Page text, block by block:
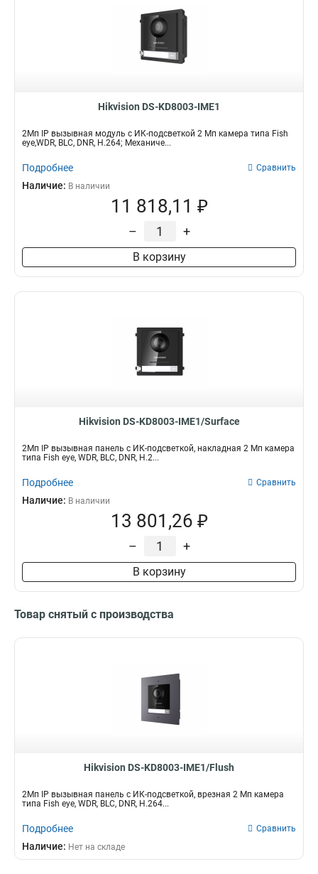
Hikvision DS-KD8003-IME1
2Мп IP вызывная модуль c ИК-подсветкой 2 Мп камера типа Fish
eye,WDR, BLC, DNR, H.264; Механиче...
Подробнее Сравнить
Наличие: В наличии
11 818,11 ₽
– +
В корзину
Hikvision DS-KD8003-IME1/Surface
2Мп IP вызывная панель c ИК-подсветкой, накладная 2 Мп камера
типа Fish eye, WDR, BLC, DNR, H.2...
Подробнее Сравнить
Наличие: В наличии
13 801,26 ₽
– +
В корзину
Товар снятый с производства
Hikvision DS-KD8003-IME1/Flush
2Мп IP вызывная панель c ИК-подсветкой, врезная 2 Мп камера
типа Fish eye, WDR, BLC, DNR, H.264...
Подробнее Сравнить
Наличие: Нет на складе